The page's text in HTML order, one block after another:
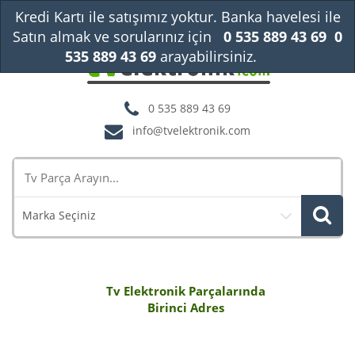
0 535 889 43 69
info@tvelektronik.com
Marka Seçiniz
Tv Elektronik Parçalarında
Birinci Adres
Kredi Kartı ile satışımız yoktur. Banka havelesi ile
Satın almak ve sorularınız için
0 535 889 43 69 0
535 889 43 69arayabilirsiniz.